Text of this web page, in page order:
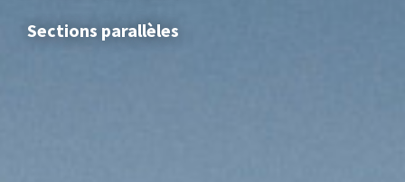
Sections parallèles